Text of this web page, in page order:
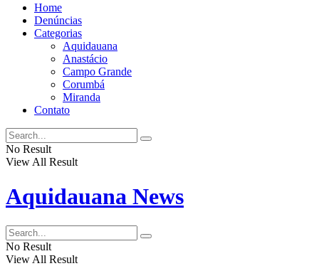
Home
Denúncias
Categorias
Aquidauana
Anastácio
Campo Grande
Corumbá
Miranda
Contato
No Result
View All Result
Aquidauana News
No Result
View All Result